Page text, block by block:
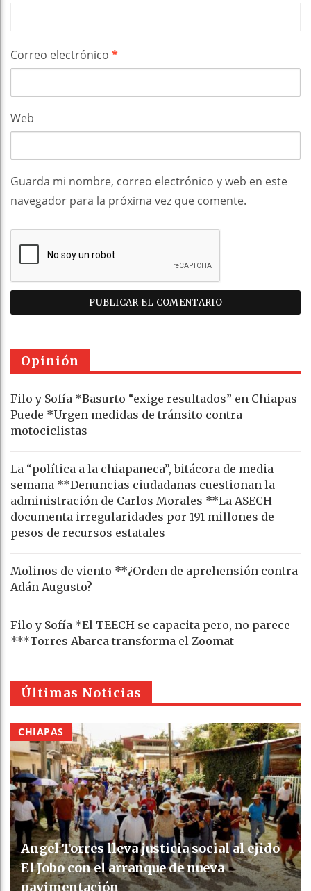
Correo electrónico *
Web
Guarda mi nombre, correo electrónico y web en este
navegador para la próxima vez que comente.
Opinión
Filo y Sofía *Basurto “exige resultados” en Chiapas
Puede *Urgen medidas de tránsito contra
motociclistas
La “política a la chiapaneca”, bitácora de media
semana **Denuncias ciudadanas cuestionan la
administración de Carlos Morales **La ASECH
documenta irregularidades por 191 millones de
pesos de recursos estatales
Molinos de viento **¿Orden de aprehensión contra
Adán Augusto?
Filo y Sofía *El TEECH se capacita pero, no parece
***Torres Abarca transforma el Zoomat
Últimas Noticias
CHIAPAS
Angel Torres lleva justicia social al ejido
El Jobo con el arranque de nueva
pavimentación